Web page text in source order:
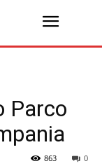
Parco
0
863